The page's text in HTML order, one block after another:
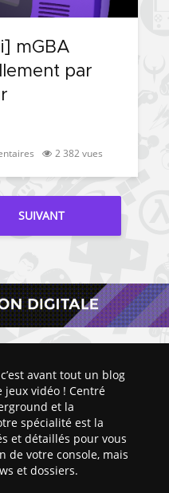
mGBA
par
2 382 vues
SUIVANT
avant tout un blog
jeux vidéo ! Centré
et la
spécialité est la
et détaillés pour vous
de votre console, mais
et dossiers.